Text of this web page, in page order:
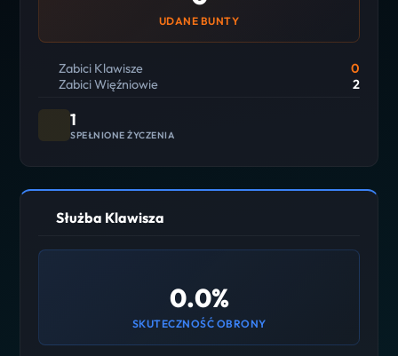
UDANE BUNTY
Zabici Klawisze
0
Zabici Więźniowie
2
1
SPEŁNIONE ŻYCZENIA
Służba Klawisza
0.0%
SKUTECZNOŚĆ OBRONY